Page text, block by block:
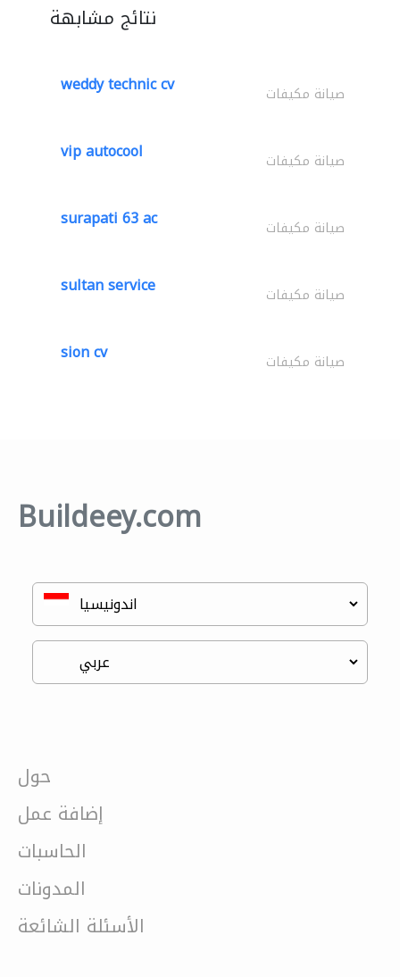
نتائج مشابهة
weddy technic cv صيانة مكيفات
vip autocool صيانة مكيفات
surapati 63 ac صيانة مكيفات
sultan service صيانة مكيفات
sion cv صيانة مكيفات
Buildeey.com
حول
إضافة عمل
الحاسبات
المدونات
الأسئلة الشائعة